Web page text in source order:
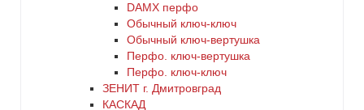
DАMX перфо
Oбычный ключ-ключ
Обычный ключ-вертушка
Перфо. ключ-вертушка
Перфо. ключ-ключ
ЗЕНИТ г. Дмитровград
КАСКАД